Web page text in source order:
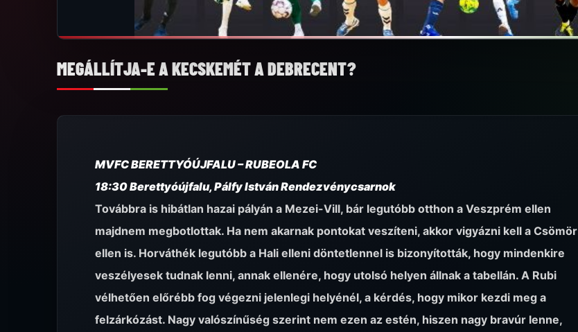
MEGÁLLÍTJA-E A KECSKEMÉT A DEBRECENT?
MVFC BERETTYÓÚJFALU – RUBEOLA FC
18:30 Berettyóújfalu, Pálfy István Rendezvénycsarnok
Továbbra is hibátlan hazai pályán a Mezei-Vill, bár legutóbb otthon a Veszprém ellen
majdnem megbotlottak. Ha nem akarnak pontokat veszíteni, akkor vigyázni kell a Csömör
ellen is. Horváthék legutóbb a Hali elleni döntetlennel is bizonyították, hogy mindenkire
veszélyesek tudnak lenni, annak ellenére, hogy utolsó helyen állnak a tabellán. A Rubi
vélhetően előrébb fog végezni jelenlegi helyénél, a kérdés, hogy mikor kezdi meg a
felzárkózást. Nagy valószínűség szerint nem ezen az estén, hiszen nagy bravúr lenne,